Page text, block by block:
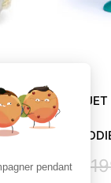
3
pendant